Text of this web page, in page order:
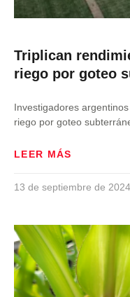
Triplican
riego por goteo
Investigadores
riego por goteo
LEER MÁS
13 de septiembre de 2024